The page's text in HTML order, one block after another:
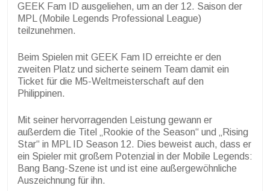
GEEK Fam ID ausgeliehen, um an der 12. Saison der
MPL (Mobile Legends Professional League)
teilzunehmen.
Beim Spielen mit GEEK Fam ID erreichte er den
zweiten Platz und sicherte seinem Team damit ein
Ticket für die M5-Weltmeisterschaft auf den
Philippinen.
Mit seiner hervorragenden Leistung gewann er
außerdem die Titel „Rookie of the Season“ und „Rising
Star“ in MPL ID Season 12. Dies beweist auch, dass er
ein Spieler mit großem Potenzial in der Mobile Legends:
Bang Bang-Szene ist und ist eine außergewöhnliche
Auszeichnung für ihn.